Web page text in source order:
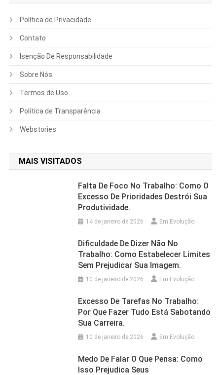
Política de Privacidade
Contato
Isenção De Responsabilidade
Sobre Nós
Termos de Uso
Política de Transparência
Webstories
MAIS VISITADOS
Falta De Foco No Trabalho: Como O
Excesso De Prioridades Destrói Sua
Produtividade.
14 de janeiro de 2026 Em Evolução
Dificuldade De Dizer Não No
Trabalho: Como Estabelecer Limites
Sem Prejudicar Sua Imagem.
10 de janeiro de 2026 Em Evolução
Excesso De Tarefas No Trabalho:
Por Que Fazer Tudo Está Sabotando
Sua Carreira.
10 de janeiro de 2026 Em Evolução
Medo De Falar O Que Pensa: Como
Isso Prejudica Seus